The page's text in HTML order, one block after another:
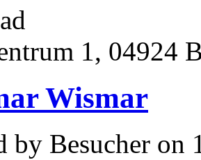
1, 04924
Wismar
by Besucher on